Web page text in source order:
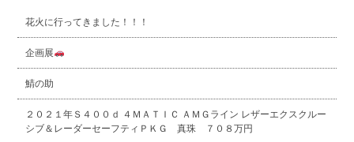
花火に行ってきました！！！
企画展
鯖の助
２０２１年Ｓ４００ｄ ４ＭＡＴＩＣ ＡＭＧライン レザーエクスクルー
シブ＆レーダーセーフティＰＫＧ 真珠 ７０８万円